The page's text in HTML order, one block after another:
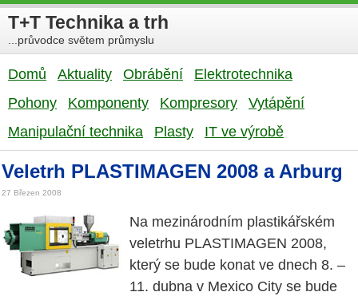
T+T Technika a trh
...průvodce světem průmyslu
Domů Aktuality Obrábění
Elektrotechnika
Pohony
Komponenty Kompresory
Vytápění
Manipulační technika
Plasty IT ve výrobě
Veletrh PLASTIMAGEN 2008 a Arburg
27 Březen 2008
Na mezinárodním plastikářském
veletrhu PLASTIMAGEN 2008,
který se bude konat ve dnech 8. –
11. dubna v Mexico City se bude